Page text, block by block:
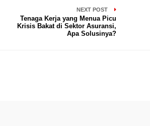
NEXT POST
Tenaga Kerja yang Menua Picu
Krisis Bakat di Sektor Asuransi,
Apa Solusinya?